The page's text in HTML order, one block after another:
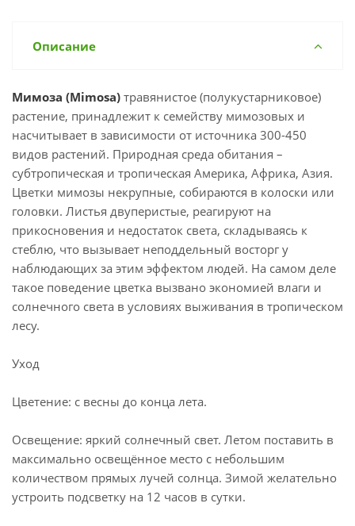
Описание
Мимоза (Mimosa) травянистое (полукустарниковое)
растение, принадлежит к семейству мимозовых и
насчитывает в зависимости от источника 300-450
видов растений. Природная среда обитания –
субтропическая и тропическая Америка, Африка, Азия.
Цветки мимозы некрупные, собираются в колоски или
головки. Листья двуперистые, реагируют на
прикосновения и недостаток света, складываясь к
стеблю, что вызывает неподдельный восторг у
наблюдающих за этим эффектом людей. На самом деле
такое поведение цветка вызвано экономией влаги и
солнечного света в условиях выживания в тропическом
лесу.
Уход
Цветение: с весны до конца лета.
Освещение: яркий солнечный свет. Летом поставить в
максимально освещённое место с небольшим
количеством прямых лучей солнца. Зимой желательно
устроить подсветку на 12 часов в сутки.